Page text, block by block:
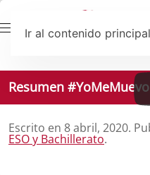
Ir al contenido principal
Resumen
Escrito en 8 abril, 2020.
ESO y Bachillerato.